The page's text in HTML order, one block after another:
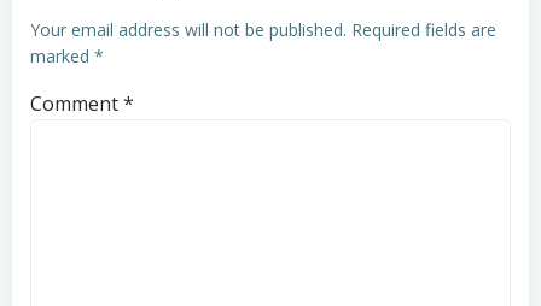
Your email address will not be published. Required fields are
marked *
Comment*